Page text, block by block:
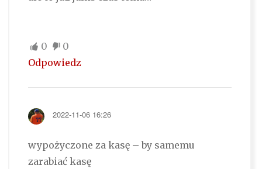
0
0
Odpowiedz
2022-11-06 16:26
wypożyczone za kasę – by samemu
zarabiać kasę